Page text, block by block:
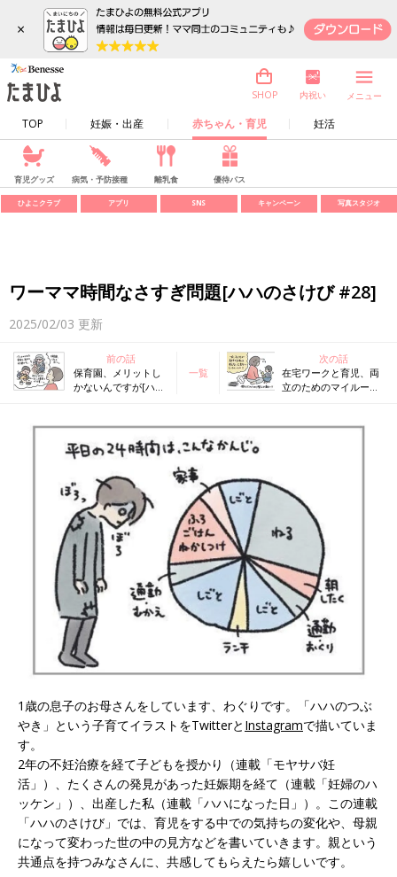
×
TOP 妊娠・出産 赤ちゃん・育児 妊活
SHOP 内祝い メニュー
育児グッズ 病気・予防接種 離乳食 優待パス
ひよこクラブ アプリ SNS キャンペーン 写真スタジオ
ワーママ時間なさすぎ問題[ハハのさけび #28]
2025/02/03 更新
前の話
保育園、メリットし
かないんですが[ハハ
一覧
次の話
在宅ワークと育児、両
立のためのマイルー
1歳の息子のお母さんをしています、わぐりです。「ハハのつぶ
やき」という子育てイラストをTwitterと Instagramで描いていま
す。
2年の不妊治療を経て子どもを授かり（連載「モヤサバ妊
活」）、たくさんの発見があった妊娠期を経て（連載「妊婦のハ
ッケン」）、出産した私（連載「ハハになった日」）。この連載
「ハハのさけび」では、育児をする中での気持ちの変化や、母親
になって変わった世の中の見方などを書いていきます。親という
共通点を持つみなさんに、共感してもらえたら嬉しいです。